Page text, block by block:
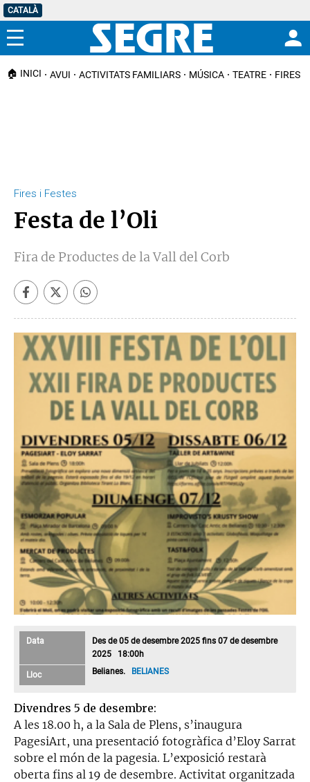
CATALÀ
Menú
🏠 INICI AVUI ACTIVITATS FAMILIARS MÚSICA TEATRE FIRES I
Fires i Festes
Festa de l’Oli
Fira de Productes de la Vall del Corb
Data
Des de 05 de desembre 2025 fins 07 de desembre
2025 18:00h
Lloc Belianes. BELIANES
Divendres 5 de desembre:
A les 18.00 h, a la Sala de Plens, s’inaugura
PagesiArt, una presentació fotogràfica d’Eloy Sarrat
sobre el món de la pagesia. L’exposició restarà
oberta fins al 19 de desembre. Activitat organitzada